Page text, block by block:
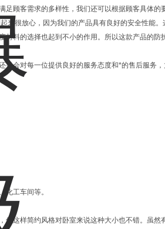
足顾客需求的多样性，我们还可以根据顾客具体的
来很放心，因为我们的产品具有良好的安全性能
材料的选择也起到不小的作用。所以这款产品的
会对每一位提供良好的服务态度和*的售后服务，
化工车间等。
但这样简约风格对卧室来说这种大小也不错。虽